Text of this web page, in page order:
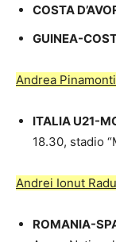
COSTA
GUINEA-
Andrea
ITALIA U21-
18.30, stadio
Andrei Ionut
ROMANIA-